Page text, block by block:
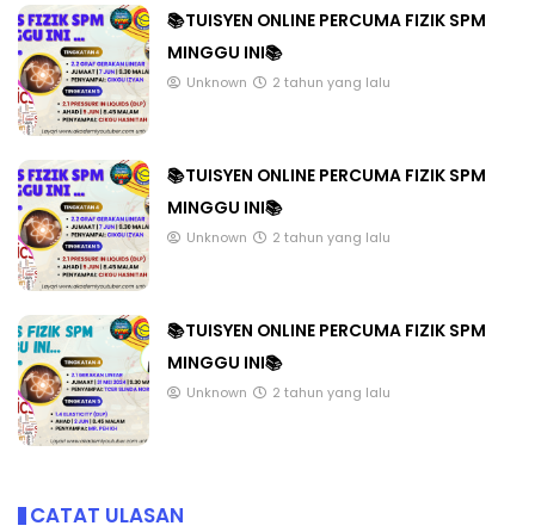
📚TUISYEN ONLINE PERCUMA FIZIK SPM
MINGGU INI📚
Unknown 2 tahun yang lalu
📚TUISYEN ONLINE PERCUMA FIZIK SPM
MINGGU INI📚
Unknown 2 tahun yang lalu
📚TUISYEN ONLINE PERCUMA FIZIK SPM
MINGGU INI📚
Unknown 2 tahun yang lalu
CATAT ULASAN